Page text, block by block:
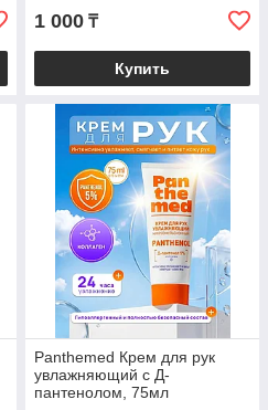
1 000 ₸
Купить
Panthemed Крем для рук
увлажняющий с Д-
пантенолом, 75мл